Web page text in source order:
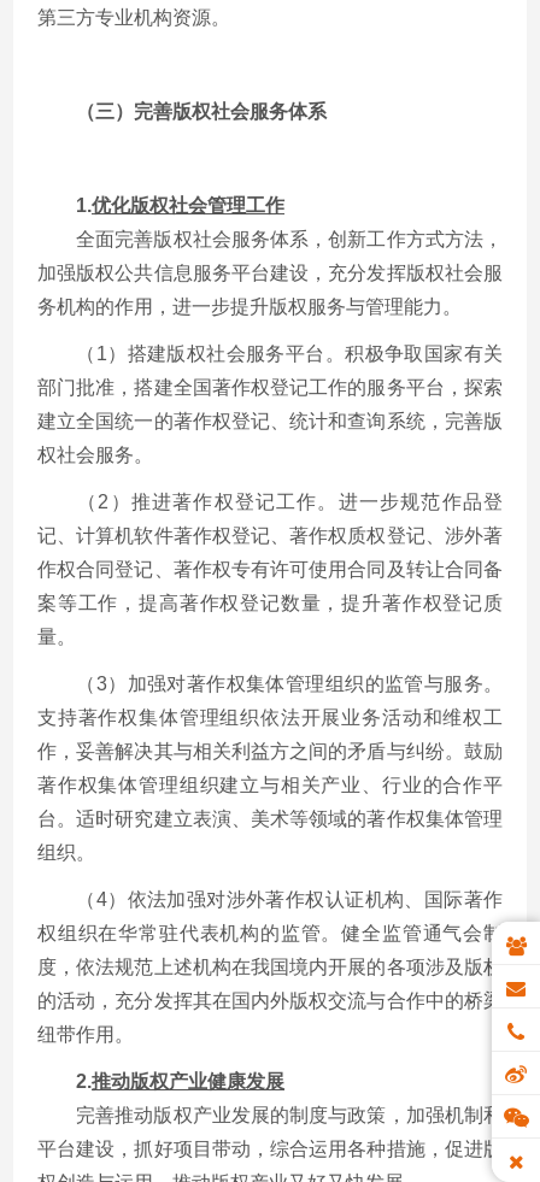
第三方专业机构资源。
（三）完善版权社会服务体系
1.优化版权社会管理工作
全面完善版权社会服务体系，创新工作方式方法，
加强版权公共信息服务平台建设，充分发挥版权社会服
务机构的作用，进一步提升版权服务与管理能力。
（1）搭建版权社会服务平台。积极争取国家有关
部门批准，搭建全国著作权登记工作的服务平台，探索
建立全国统一的著作权登记、统计和查询系统，完善版
权社会服务。
（2）推进著作权登记工作。进一步规范作品登
记、计算机软件著作权登记、著作权质权登记、涉外著
作权合同登记、著作权专有许可使用合同及转让合同备
案等工作，提高著作权登记数量，提升著作权登记质
量。
（3）加强对著作权集体管理组织的监管与服务。
支持著作权集体管理组织依法开展业务活动和维权工
作，妥善解决其与相关利益方之间的矛盾与纠纷。鼓励
著作权集体管理组织建立与相关产业、行业的合作平
台。适时研究建立表演、美术等领域的著作权集体管理
组织。
（4）依法加强对涉外著作权认证机构、国际著作
权组织在华常驻代表机构的监管。健全监管通气会制
度，依法规范上述机构在我国境内开展的各项涉及版权
的活动，充分发挥其在国内外版权交流与合作中的桥梁
纽带作用。
2.推动版权产业健康发展
完善推动版权产业发展的制度与政策，加强机制和
平台建设，抓好项目带动，综合运用各种措施，促进版